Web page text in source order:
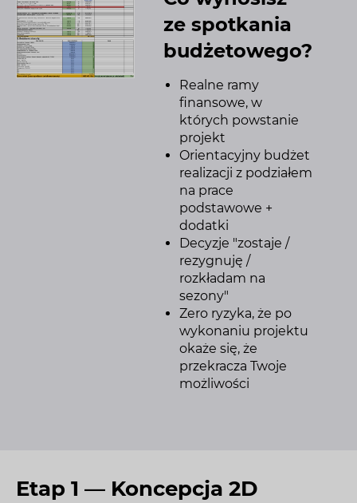
ze spotkania
budżetowego?
Realne ramy
finansowe, w
których powstanie
projekt
Orientacyjny budżet
realizacji z podziałem
na prace
podstawowe +
dodatki
Decyzje "zostaje /
rezygnuję /
rozkładam na
sezony"
Zero ryzyka, że po
wykonaniu projektu
okaże się, że
przekracza Twoje
możliwości
Etap 1 — Koncepcja 2D